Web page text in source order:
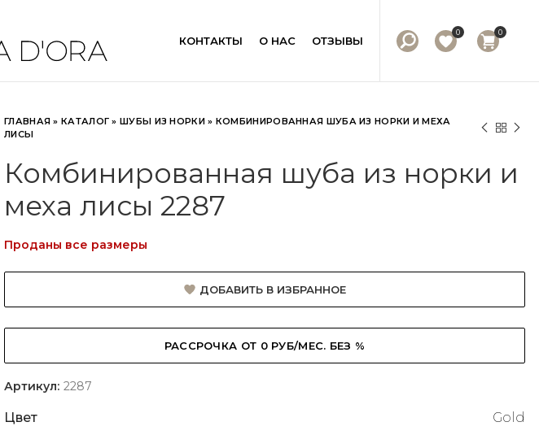
КОНТАКТЫ О НАС ОТЗЫВЫ
0 0
ГЛАВНАЯ »КАТАЛОГ »ШУБЫ ИЗ НОРКИ» КОМБИНИРОВАННАЯ ШУБА ИЗ НОРКИ И МЕХА
ЛИСЫ
Комбинированная шуба из норки и
меха лисы 2287
Проданы все размеры
ДОБАВИТЬ В ИЗБРАННОЕ
РАССРОЧКА ОТ 0 РУБ/МЕС. БЕЗ %
Артикул: 2287
Цвет
Gold